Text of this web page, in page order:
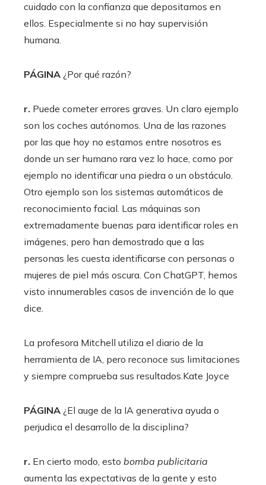
cuidado con la confianza que depositamos en
ellos. Especialmente si no hay supervisión
humana.
PÁGINA ¿Por qué razón?
r. Puede cometer errores graves. Un claro ejemplo
son los coches autónomos. Una de las razones
por las que hoy no estamos entre nosotros es
donde un ser humano rara vez lo hace, como por
ejemplo no identificar una piedra o un obstáculo.
Otro ejemplo son los sistemas automáticos de
reconocimiento facial. Las máquinas son
extremadamente buenas para identificar roles en
imágenes, pero han demostrado que a las
personas les cuesta identificarse con personas o
mujeres de piel más oscura. Con ChatGPT, hemos
visto innumerables casos de invención de lo que
dice.
La profesora Mitchell utiliza el diario de la
herramienta de IA, pero reconoce sus limitaciones
y siempre comprueba sus resultados.Kate Joyce
PÁGINA ¿El auge de la IA generativa ayuda o
perjudica el desarrollo de la disciplina?
r. En cierto modo, esto bomba publicitaria
aumenta las expectativas de la gente y esto